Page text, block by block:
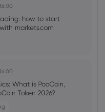
how to start
markets.com
What is PooCoin,
Token 2026?